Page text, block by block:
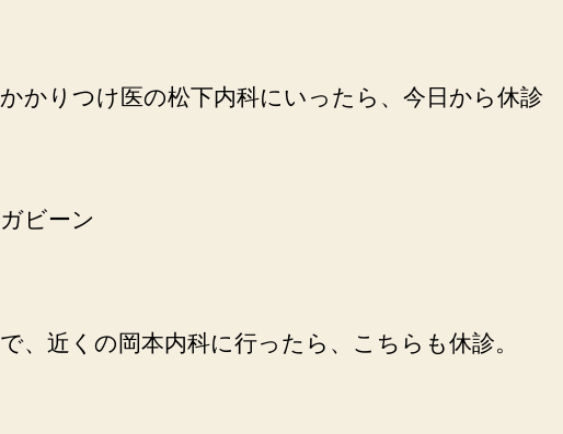
で
かかりつけ医の松下内科にいったら、今日から休診
ガビーン
で、近くの岡本内科に行ったら、こちらも休診。